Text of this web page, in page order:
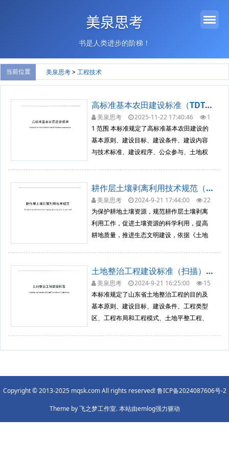
美泉思考
书是人类进步的阶梯！
当前位置 美泉思考>工程技术
高标准基本农田建设标准（TDT 1033-2012 ）
美泉思考 2025-11-22 17:40:46
1
968
工程技术
1 范围 本标准规定了高标准基本农田建设的
基本原则、建设目标、建设条件、建设内容
与技术标准、建设程序、公众参与、土地权
基本农田建设活动。 高标准基本农田建设除
应遵循本标准外，尚应符合国家现行有关标
准的规定。 2规范性引用文...
耕作层土壤剥离利用技术规范（TDT 1048-2016）
美泉思考 2024-9-21 17:44:00
22
38
工程技术
为保护耕地土壤资源，规范耕作层土壤剥离
利用工作，促进土壤资源的科学利用，提高
耕地质量，推进生态文明建设，依据《土地
土地整治工程建设标准（扫描）（DB37T 2840-2016）
美泉思考 2024-9-21 16:25:00
15
43
工程技术
本标准规定了山东省土地整治工程的目的及
基本原则、建设目标、建设条件、工程类型
区、工程布局和工程模式、土地平整工程、
山东省范围内的土地整治项目，包括土地整
Copyright © 2013-2025 mqsk.com All rights reserved!鲁ICP备2024087606号-2
Theme by飞之梦工作室. 本站由emlog强力驱动